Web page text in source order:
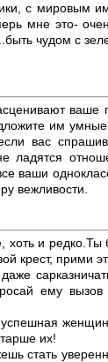
с мировым
мне это-
чудом с
ваше
им
вас
ладятся
ваши
вежливости.
и редко.Ты
крест, прими
ему
успешная
их!
стать